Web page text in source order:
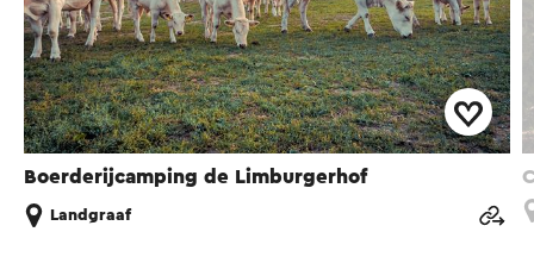
Boerderijcamping de Limburgerhof
Landgraaf